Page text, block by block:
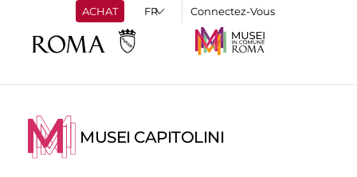
ACHAT Connectez-Vous
MUSEI CAPITOLINI